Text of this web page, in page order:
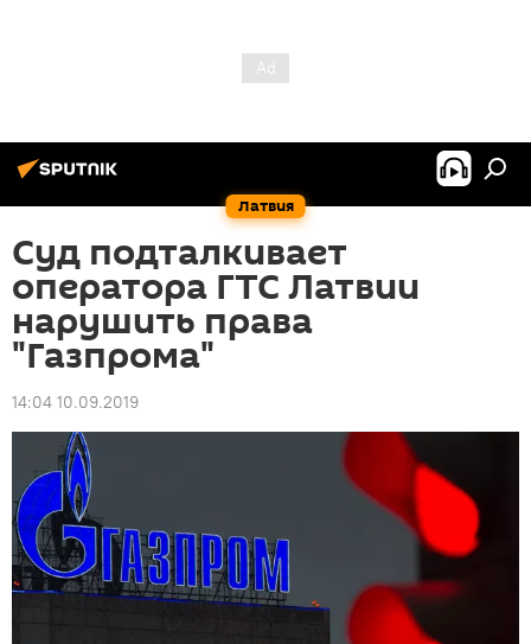
Латвия
Суд подталкивает
оператора ГТС Латвии
нарушить права
"Газпрома"
14:04 10.09.2019